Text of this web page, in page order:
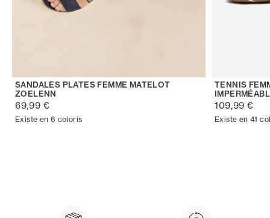
SANDALES PLATES FEMME MATELOT
ZOELENN
69,99 €
Existe en 6 coloris
TENNIS
109,99 €
Existe en 41